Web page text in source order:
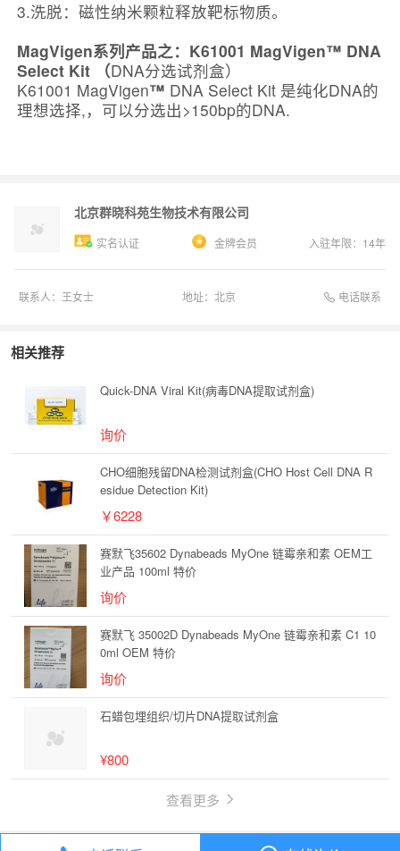
3.洗脱：磁性纳米颗粒释放靶标物质。
MagVigen系列产品之： K61001 MagVigen™ DNA
Select Kit
（DNA分选试剂盒）
K61001 MagVigen™ DNA Select Kit 是纯化DNA的
理想选择,，可以分选出>150bp的DNA.
北京群晓科苑生物技术有限公司
实名认证 金牌会员 入驻年限： 14年
联系人： 王女士 地址： 北京 电话联系
相关推荐
Quick-DNA Viral Kit(病毒DNA提取试剂盒)
询价
CHO细胞残留DNA检测试剂盒(CHO Host Cell DNA R
esidue Detection Kit)
￥6228
赛默飞35602 Dynabeads MyOne 链霉亲和素 OEM工
业产品 100ml 特价
询价
赛默飞 35002D Dynabeads MyOne 链霉亲和素 C1 10
0ml OEM 特价
询价
石蜡包埋组织/切片DNA提取试剂盒
¥800
查看更多